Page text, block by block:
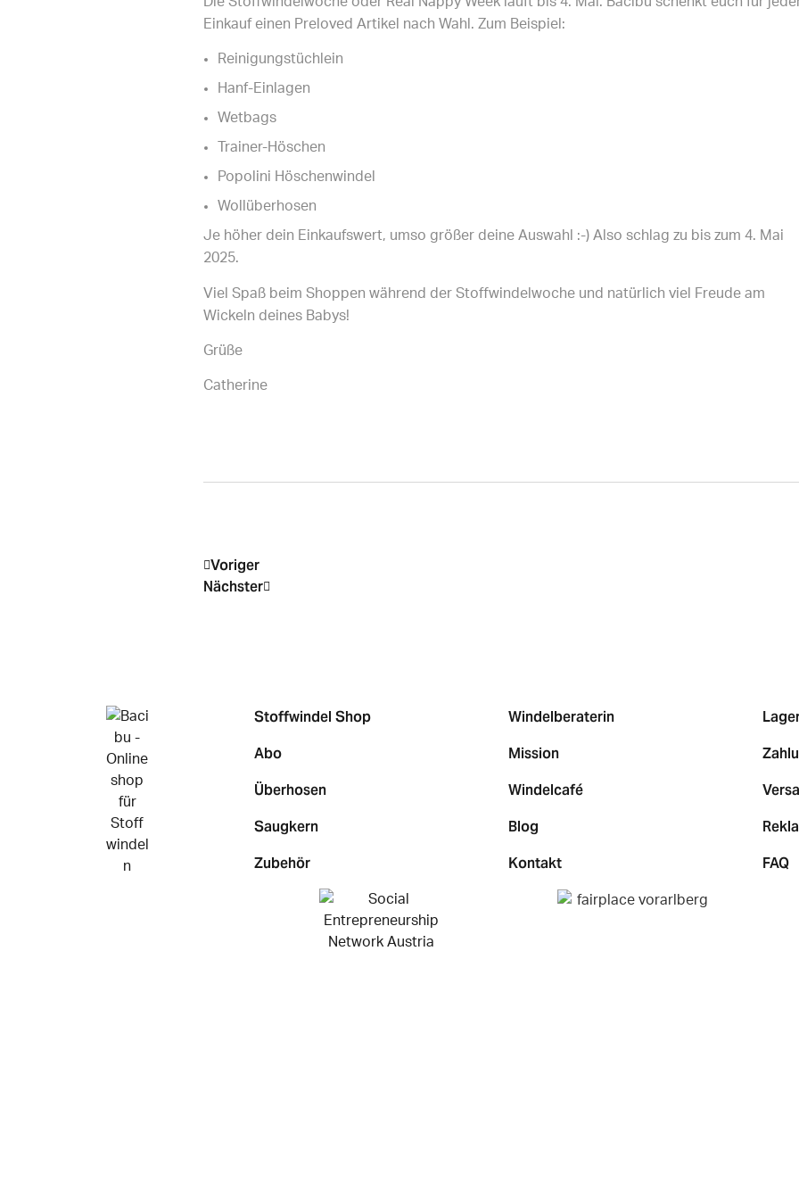
Einkauf einen Preloved Artikel nach Wahl. Zum Beispiel:
Reinigungstüchlein
Hanf-Einlagen
Wetbags
Trainer-Höschen
Popolini Höschenwindel
Wollüberhosen
Je höher dein Einkaufswert, umso größer deine Auswahl :-) Also schlag zu bis zum 4. Mai
2025.
Viel Spaß beim Shoppen während der Stoffwindelwoche und natürlich viel Freude am
Wickeln deines Babys!
Grüße
Catherine
Voriger
Nächster
Stoffwindel Shop
Abo
Überhosen
Saugkern
Zubehör
Windelberaterin
Mission
Windelcafé
Blog
Kontakt
FAQ